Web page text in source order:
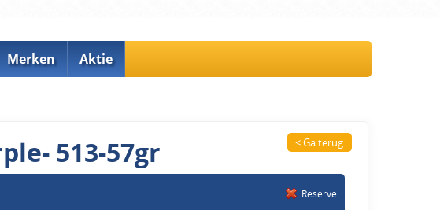
Merken Aktie
513-57gr < Ga terug
Reserve